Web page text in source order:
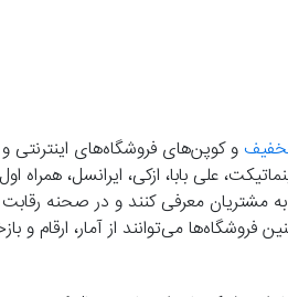
و کوپن‌های فروشگاه‌های اینترنتی
علی بابا، ازکی، ایرانسل،
معرفی کنند و در صحنه رقابت
می‌توانند از آمار، ارقام و